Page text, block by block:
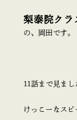
梨泰院クラ
の、岡田です。
11話まで見まし
けっこーなス